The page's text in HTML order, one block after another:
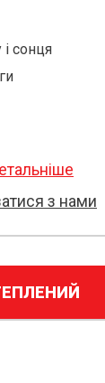
сонця
з нами